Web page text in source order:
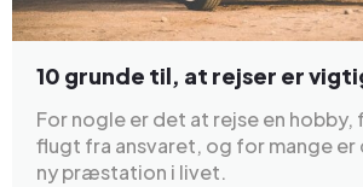
10 grunde til, at rejser er
For nogle er det at rejse en hobby,
flugt fra ansvaret, og for mange er
ny præstation i livet.